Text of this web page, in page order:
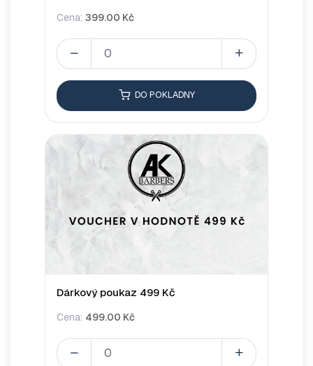
Cena: 399.00 Kč
DO POKLADNY
Dárkový poukaz 499 Kč
Cena: 499.00 Kč